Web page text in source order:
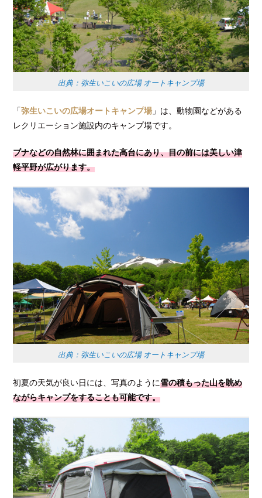
出典：弥生いこいの広場 オートキャンプ場
「弥生いこいの広場オートキャンプ場 」は、動物園などがある
レクリエーション施設内のキャンプ場です。
ブナなどの自然林に囲まれた高台にあり、目の前には美しい津
軽平野が広がります。
出典：弥生いこいの広場 オートキャンプ場
初夏の天気が良い日には、写真のように雪の積もった山を眺め
ながらキャンプをすることも可能です。